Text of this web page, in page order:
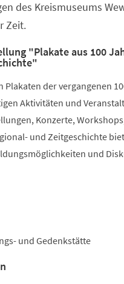
des Kreismuseums
Zeit.
"Plakate aus 100
Plakaten der vergangenen
Aktivitäten und
Konzerte,
und Zeitgeschichte
und
und Gedenkstätte